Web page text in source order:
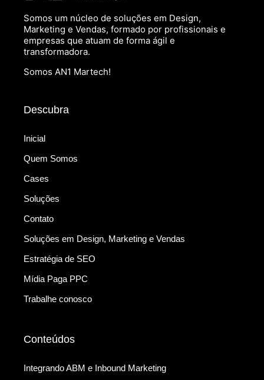
Somos um núcleo de soluções em Design,
Marketing e Vendas, formado por profissionais e
empresas que atuam de forma ágil e
transformadora.
Somos AN1 Martech!
Descubra
Inicial
Quem Somos
Cases
Soluções
Contato
Soluções em Design, Marketing e Vendas
Estratégia de SEO
Mídia Paga PPC
Trabalhe conosco
Conteúdos
Integrando ABM e Inbound Marketing